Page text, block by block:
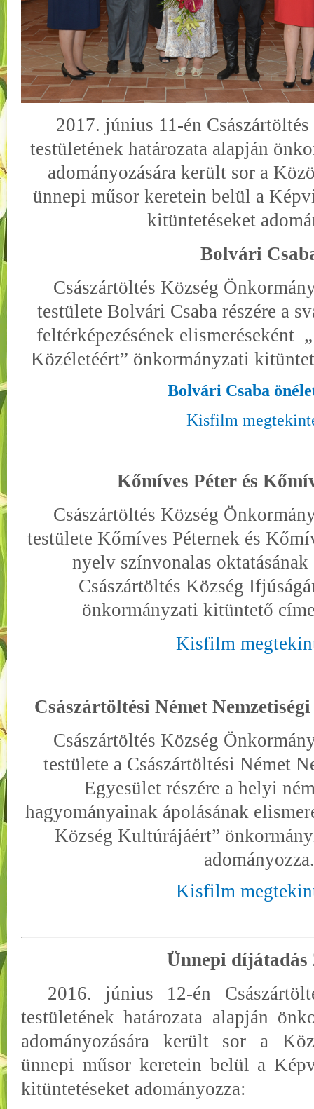
2017. június 11-én
testületének határozata alapján
adományozására került sor a
ünnepi műsor keretein belül a
kitüntetéseket
Bolvári
Császártöltés Község
testülete Bolvári Csaba részére a
feltérképezésének elismeréseként
Közéletéért” önkormányzati
Bolvári Csaba
Kisfilm
Kőmíves Péter és
Császártöltés Község
testülete Kőmíves Péternek és
nyelv színvonalas oktatásának
Császártöltés Község
önkormányzati kitüntető
Kisfilm
Császártöltési Német
Császártöltés Község
testülete a Császártöltési Német
Egyesület részére a helyi
hagyományainak ápolásának
Község Kultúrájáért”
adományozza.
Kisfilm
Ünnepi díjátadás
2016. június 12-én
testületének határozata alapján
adományozására került sor a
ünnepi műsor keretein belül a
kitüntetéseket adományozza: